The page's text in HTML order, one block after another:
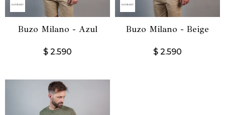
Buzo Milano - Azul
$ 2.590
Buzo Milano - Beige
$ 2.590